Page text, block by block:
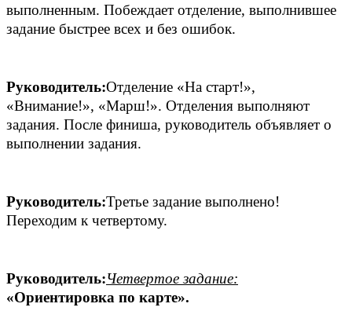
выполненным. Побеждает отделение, выполнившее
задание быстрее всех и без ошибок.
Руководитель:Отделение «На старт!»,
«Внимание!», «Марш!». Отделения выполняют
задания. После финиша, руководитель объявляет о
выполнении задания.
Руководитель:Третье задание выполнено!
Переходим к четвертому.
Руководитель:Четвертое задание:
«Ориентировка по карте».